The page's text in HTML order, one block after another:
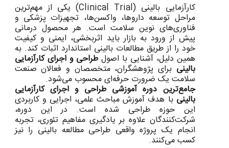
کارآزمایی بالینی (Clinical Trial) یکی از مهم‌ترین
مراحل توسعه داروها، واکسن‌ها، تجهیزات پزشکی و
فناوری‌های نوین سلامت است. هر محصول درمانی
پیش از ورود به بازار باید اثربخشی، ایمنی و کیفیت
خود را از طریق مطالعات بالینی استاندارد اثبات کند. به
همین دلیل، آشنایی با اصولطراحی و اجرای کارآزمایی
بالینی برای پژوهشگران، متخصصان و فعالان صنعت
سلامت یک ضرورت حرفه‌ای محسوب می‌شود.
جامع‌ترین دوره آموزشی طراحی و اجرای کارآزمایی
بالینی با هدف آموزش مباحث علمی، اجرایی و کاربردی
این حوزه طراحی شده است. در این دوره،
شرکت‌کنندگان علاوه بر یادگیری مفاهیم تئوری، تجربه
انجام یک پروژه واقعی طراحی مطالعه بالینی را نیز
کسب می‌کنند.